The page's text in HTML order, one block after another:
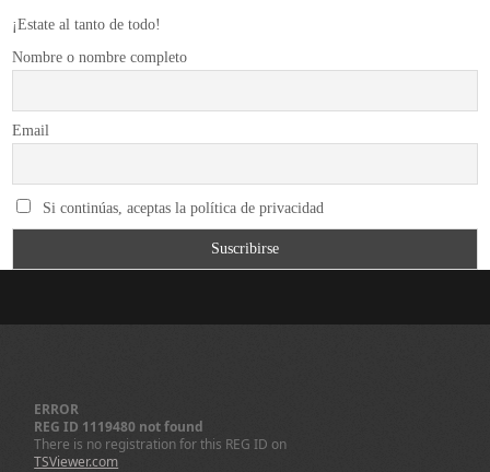
¡Estate al tanto de todo!
Nombre o nombre completo
Email
Si continúas, aceptas la política de privacidad
ERROR
REG ID 1119480 not found
There is no registration for this REG ID on
TSViewer.com